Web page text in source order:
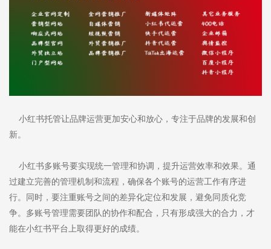
小红书托管让品牌运营更加安心和放心，专注于品牌的发展和创
新。
小红书多账号要实现统一管理和协调，提升运营效率和效果。通
过建立完善的管理机制和流程，确保各个账号的运营工作有序进
行。同时，要注重账号之间的差异化定位和发展，避免同质化竞
争。多账号管理需要团队的协作和配合，只有形成强大的合力，才
能在小红书平台上取得更好的成绩。